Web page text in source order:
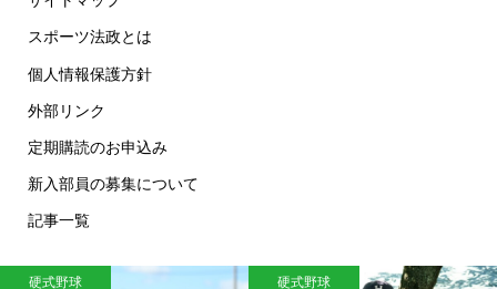
スポーツ法政とは
個人情報保護方針
外部リンク
定期購読のお申込み
新入部員の募集について
記事一覧
硬式野球 硬式野球